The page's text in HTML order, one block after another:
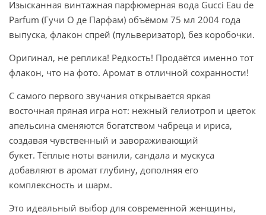
Изысканная винтажная парфюмерная вода Gucci Eau de
Parfum (Гучи О де Парфам) объёмом 75 мл 2004 года
выпуска, флакон спрей (пульверизатор), без коробочки.
Оригинал, не реплика! Редкость! Продаётся именно тот
флакон, что на фото. Аромат в отличной сохранности!
С самого первого звучания открывается яркая
восточная пряная игра нот: нежный гелиотроп и цветок
апельсина сменяются богатством чабреца и ириса,
создавая чувственный и завораживающий
букет. Тёплые ноты ванили, сандала и мускуса
добавляют в аромат глубину, дополняя его
комплексность и шарм.
Это идеальный выбор для современной женщины,